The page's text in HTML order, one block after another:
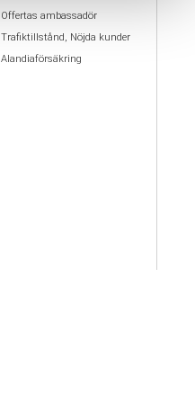
Offertas ambassadör
Trafiktillstånd, Nöjda kunder
Alandiaförsäkring